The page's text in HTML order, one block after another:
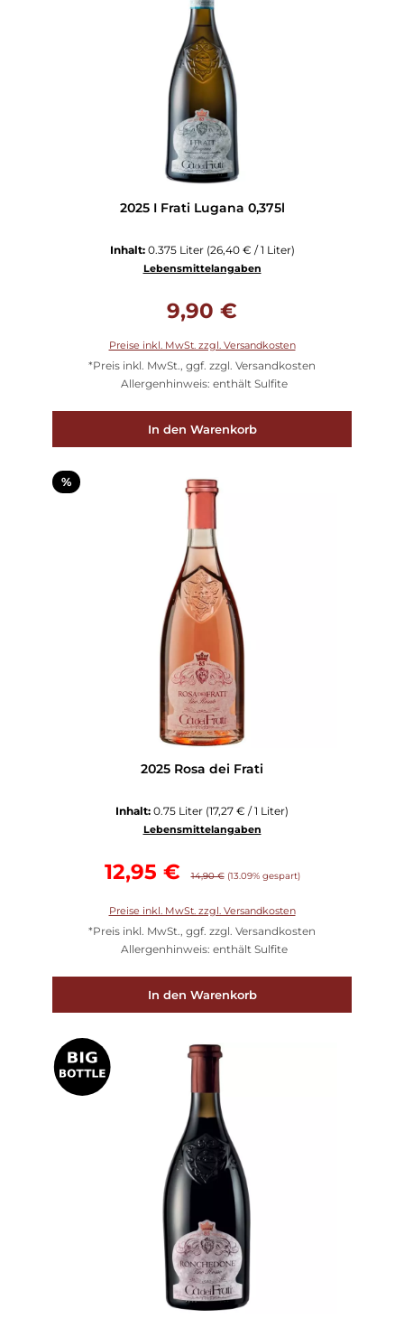
2025 I Frati Lugana 0,375l
Inhalt: 0.375 Liter (26,40 € / 1 Liter)
Lebensmittelangaben
9,90 €
Preise inkl. MwSt. zzgl. Versandkosten
*Preis inkl. MwSt., ggf. zzgl. Versandkosten
Allergenhinweis: enthält Sulfite
In den Warenkorb
%Rabatt
2025 Rosa dei Frati
Inhalt: 0.75 Liter (17,27 € / 1 Liter)
Lebensmittelangaben
12,95 € Regulärer Preis:
14,90 € (13.09% gespart)
Preise inkl. MwSt. zzgl. Versandkosten
*Preis inkl. MwSt., ggf. zzgl. Versandkosten
Allergenhinweis: enthält Sulfite
In den Warenkorb